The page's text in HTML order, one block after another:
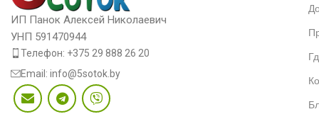
ИП Панок Алексей Николаевич
УНП 591470944
Телефон: +375 29 888 26 20
Email: info@5sotok.by